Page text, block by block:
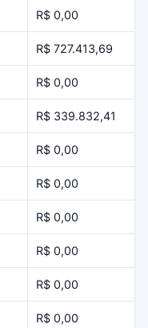
R$ 0,00
R$ 727.413,69
R$ 0,00
R$ 339.832,41
R$ 0,00
R$ 0,00
R$ 0,00
R$ 0,00
R$ 0,00
R$ 0,00